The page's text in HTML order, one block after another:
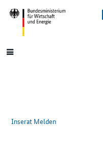
Hauptmenü
Inserat Melden